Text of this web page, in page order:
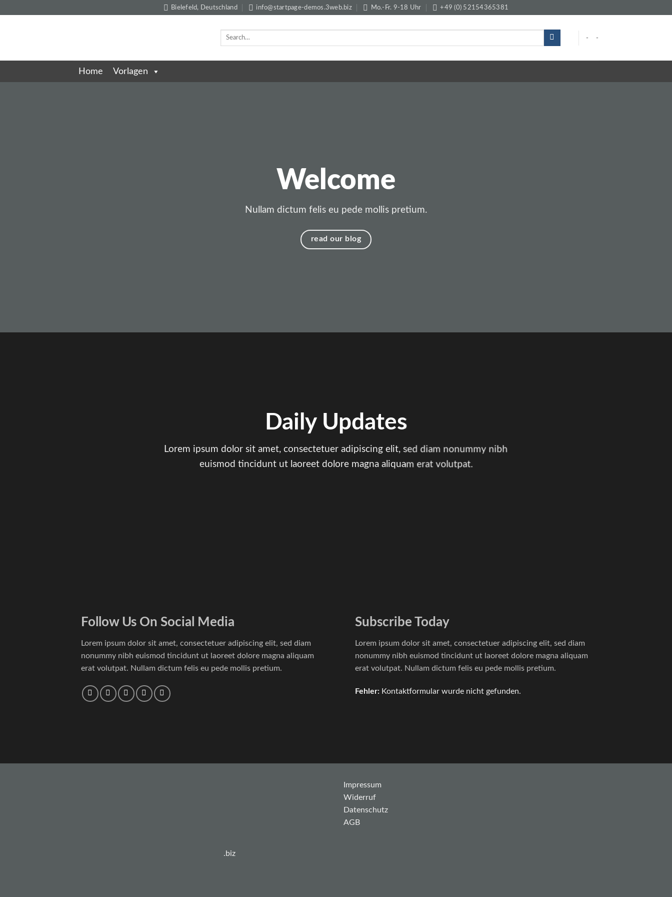
Bielefeld, Deutschland info@startpage-demos.3web.biz Mo.-Fr. 9-18 Uhr +49 (0) 52154365381
- -
Home Vorlagen
Welcome
Nullam dictum felis eu pede mollis pretium.
read our blog
Daily Updates
Lorem ipsum dolor sit amet, consectetuer adipiscing elit, sed diam nonummy nibh
euismod tincidunt ut laoreet dolore magna aliquam erat volutpat.
Follow Us On Social Media
Lorem ipsum dolor sit amet, consectetuer adipiscing elit, sed diam
nonummy nibh euismod tincidunt ut laoreet dolore magna aliquam
erat volutpat. Nullam dictum felis eu pede mollis pretium.
Subscribe Today
Lorem ipsum dolor sit amet, consectetuer adipiscing elit, sed diam
nonummy nibh euismod tincidunt ut laoreet dolore magna aliquam
erat volutpat. Nullam dictum felis eu pede mollis pretium.
Fehler:Kontaktformular wurde nicht gefunden.
.biz
Impressum
Widerruf
Datenschutz
AGB